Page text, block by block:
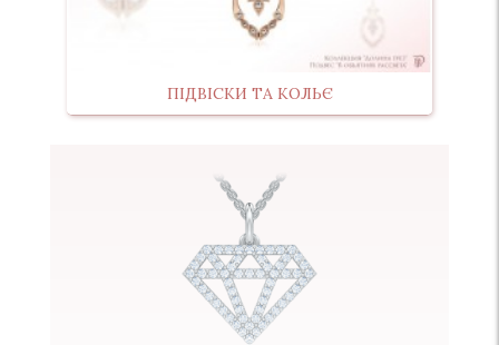
ПІДВІСКИ ТА КОЛЬЄ